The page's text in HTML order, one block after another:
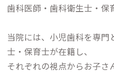
歯科医師・歯科衛生士・保
当院には、小児歯科を専門
士・保育士が在籍し、
それぞれの視点からお子さ